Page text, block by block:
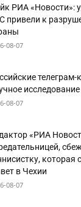
РИА «Новости»:
привели к
08-07
08-07
«РИА
которая
в Чехии
08-07